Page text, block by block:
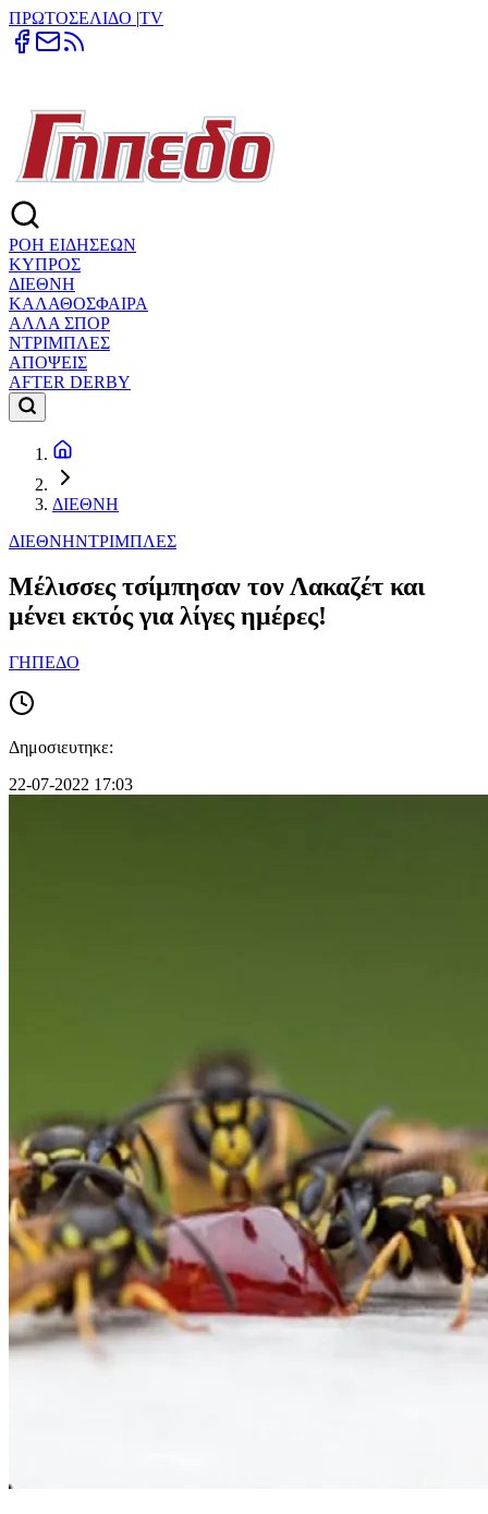
ΠΡΩΤΟΣΕΛΙΔΟ |TV
ΡΟΗ ΕΙΔΗΣΕΩΝ
ΚΥΠΡΟΣ
ΔΙΕΘΝΗ
ΚΑΛΑΘΟΣΦΑΙΡΑ
ΑΛΛΑ ΣΠΟΡ
ΝΤΡΙΜΠΛΕΣ
ΑΠΟΨΕΙΣ
AFTER DERBY
ΔΙΕΘΝΗ
ΔΙΕΘΝΗΝΤΡΙΜΠΛΕΣ
Μέλισσες τσίμπησαν τον Λακαζέτ και
μένει εκτός για λίγες ημέρες!
ΓΗΠΕΔΟ
Δημοσιευτηκε:
22-07-2022 17:03